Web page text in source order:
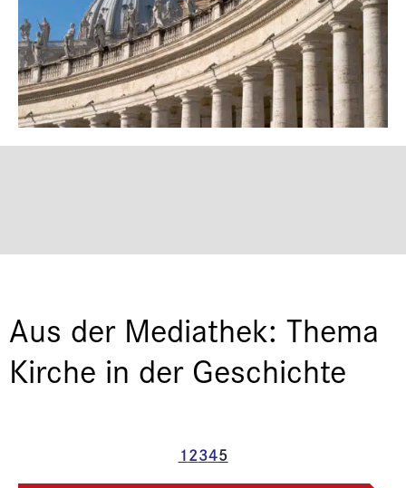
Aus der Mediathek: Thema
Kirche in der Geschichte
12345